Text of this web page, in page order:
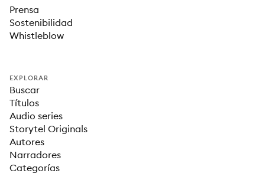
Prensa
Sostenibilidad
Whistleblow
EXPLORAR
Buscar
Títulos
Audio series
Storytel Originals
Autores
Narradores
Categorías